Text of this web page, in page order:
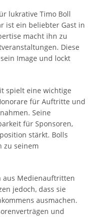
lukrative Timo Boll
ist ein beliebter Gast in
macht ihn zu
Diese
Image und lockt
spielt eine wichtige
für Auftritte und
Seine
für Sponsoren,
stärkt. Bolls
zu seinem
aus Medienauftritten
jedoch, dass sie
ausmachen.
und